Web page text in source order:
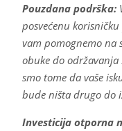
Pouzdana podrška:
posvećenu
vam pomognemo na
obuke do
smo tome da vaše
bude ništa drugo do
Investicija otporna